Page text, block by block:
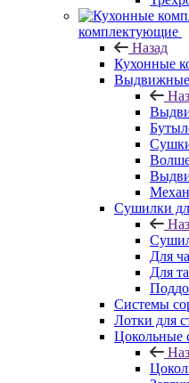
комплектующие
Назад
Кухонные
Сушилки
Для
Для
Системы
Лотки для
Цокольные